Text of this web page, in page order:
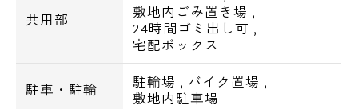
■ＣＡＴＶ
■インターネット
■駐車場
共用部
敷地内ごみ置き場 ,
24時間ゴミ出し可 ,
宅配ボックス
駐車・駐輪 駐輪場 , バイク置場 ,
敷地内駐車場